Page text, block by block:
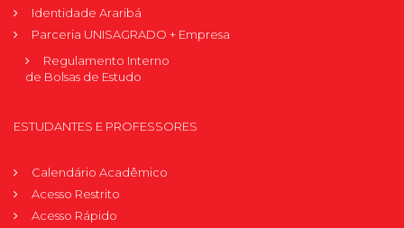
Identidade Araribá
Parceria UNISAGRADO + Empresa
Regulamento Interno
de Bolsas de Estudo
ESTUDANTES E PROFESSORES
Calendário Acadêmico
Acesso Restrito
Acesso Rápido